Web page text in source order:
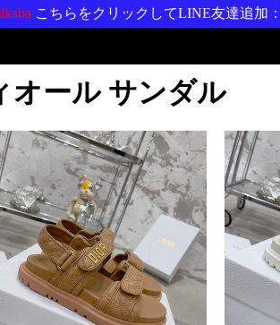
こちらをクリックしてLINE友達追加：
オール サンダル